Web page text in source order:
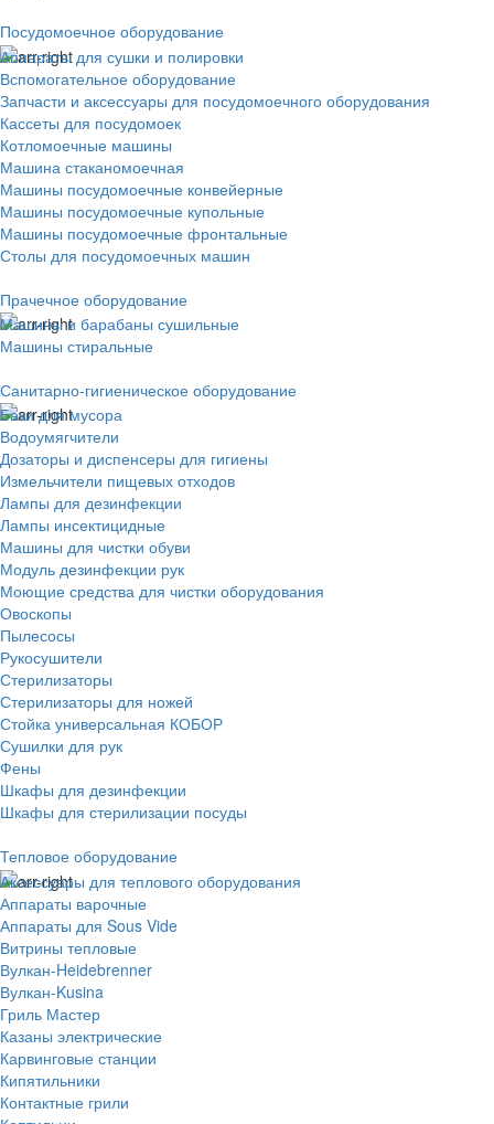
Посудомоечное оборудование
Аппараты для сушки и полировки
Вспомогательное оборудование
Запчасти и аксессуары для посудомоечного оборудования
Кассеты для посудомоек
Котломоечные машины
Машина стаканомоечная
Машины посудомоечные конвейерные
Машины посудомоечные купольные
Машины посудомоечные фронтальные
Столы для посудомоечных машин
Прачечное оборудование
Машины и барабаны сушильные
Машины стиральные
Санитарно-гигиеническое оборудование
Баки для мусора
Водоумягчители
Дозаторы и диспенсеры для гигиены
Измельчители пищевых отходов
Лампы для дезинфекции
Лампы инсектицидные
Машины для чистки обуви
Модуль дезинфекции рук
Моющие средства для чистки оборудования
Овоскопы
Пылесосы
Рукосушители
Стерилизаторы
Стерилизаторы для ножей
Стойка универсальная КОБОР
Сушилки для рук
Фены
Шкафы для дезинфекции
Шкафы для стерилизации посуды
Тепловое оборудование
Аксессуары для теплового оборудования
Аппараты варочные
Аппараты для Sous Vide
Витрины тепловые
Вулкан-Heidebrenner
Вулкан-Kusina
Гриль Мастер
Казаны электрические
Карвинговые станции
Кипятильники
Контактные грили